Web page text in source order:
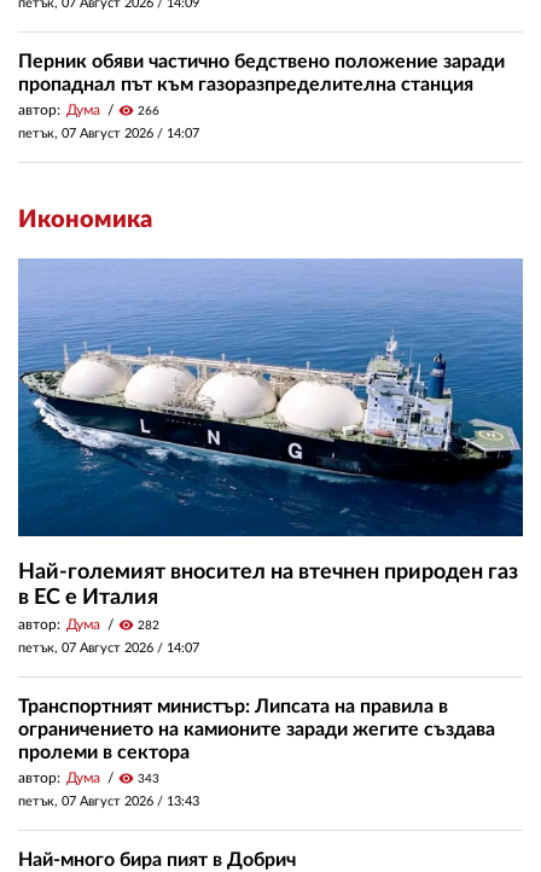
Перник обяви частично бедствено положение заради
пропаднал път към газоразпределителна станция
автор: Дума visibility 266
петък, 07 Август 2026 / 14:07
Икономика
Най-големият вносител на втечнен природен газ
в ЕС е Италия
автор: Дума visibility 282
петък, 07 Август 2026 / 14:07
Транспортният министър: Липсата на правила в
ограничението на камионите заради жегите създава
пролеми в сектора
автор: Дума visibility 343
петък, 07 Август 2026 / 13:43
Най-много бира пият в Добрич